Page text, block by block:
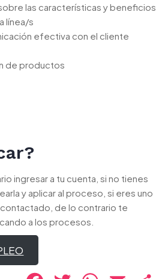
las características y beneficios
línea/s
efectiva con el cliente
de productos
ingresar a tu cuenta, si no tienes
y aplicar al proceso, si eres uno
de lo contrario te
a los procesos.